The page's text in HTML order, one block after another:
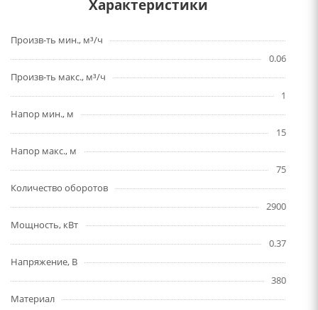
Характеристики
Произв-ть мин., м³/ч
0.06
Произв-ть макс., м³/ч
1
Напор мин., м
15
Напор макс., м
75
Количество оборотов
2900
Мощность, кВт
0.37
Напряжение, В
380
Материал